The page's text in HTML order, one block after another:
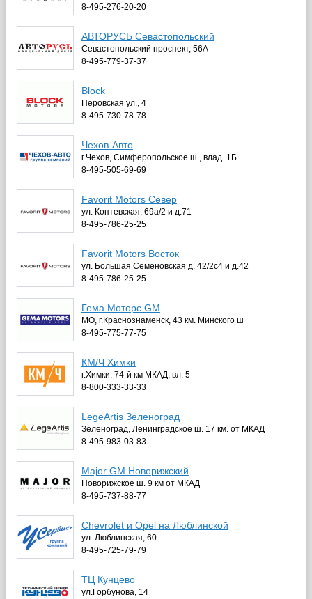
8-495-276-20-20
АВТОРУСЬ Севастопольский
Cевастопольский проспект, 56А
8-495-779-37-37
Block
Перовская ул., 4
8-495-730-78-78
Чехов-Авто
г.Чехов, Симферопольское ш., влад. 1Б
8-495-505-69-69
Favorit Motors Север
ул. Коптевская, 69а/2 и д.71
8-495-786-25-25
Favorit Motors Восток
ул. Большая Семеновская д. 42/2с4 и д.42
8-495-786-25-25
Гема Моторс GM
МО, г.Краснознаменск, 43 км. Минского ш
8-495-775-77-75
КМ/Ч Химки
г.Химки, 74-й км МКАД, вл. 5
8-800-333-33-33
LegeArtis Зеленоград
Зеленоград, Ленинградское ш. 17 км. от МКАД
8-495-983-03-83
Major GM Новорижский
Новорижское ш. 9 км от МКАД
8-495-737-88-77
Сhevrolet и Opel на Люблинской
ул. Люблинская, 60
8-495-725-79-79
ТЦ Кунцево
ул.Горбунова, 14